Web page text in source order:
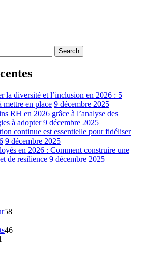
Search
la diversité et l’inclusion en 2026 : 5
mettre en place 9 décembre 2025
RH en 2026 grâce à l’analyse des
à adopter 9 décembre 2025
continue est essentielle pour fidéliser
9 décembre 2025
en 2026 : Comment construire une
de resilience 9 décembre 2025
58
46